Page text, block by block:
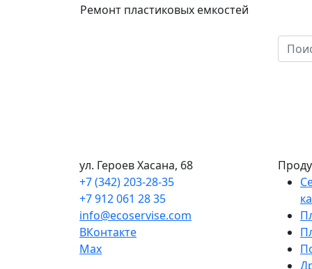
Ремонт пластиковых емкостей
ул. Героев Хасана, 68
+7 (342) 203-28-35
+7 912 061 28 35
info@ecoservise.com
ВКонтакте
Мах